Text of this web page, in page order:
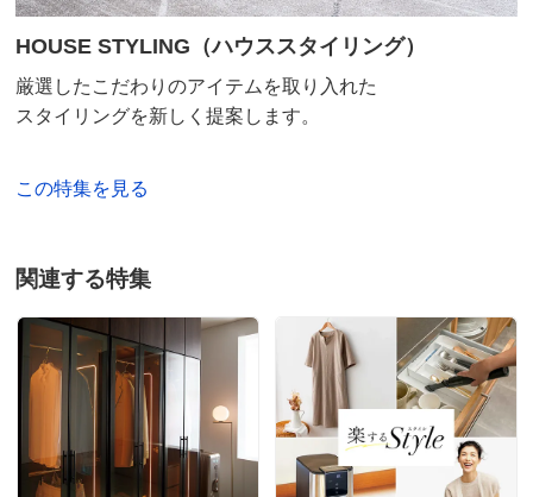
HOUSE STYLING（ハウススタイリング）
厳選したこだわりのアイテムを取り入れた
スタイリングを新しく提案します。
この特集を見る
関連する特集